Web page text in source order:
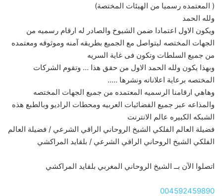
( المعتمده رسميا من الهيئات المختصة)
ولله الحمد
ويكون الاول اعتمادا ضمن الشيوخ والصادر له ارقام رسميه من
الجهات المختصه ليتواصل مع الجميع بطريقه آمنه وموثوقه ومعتمده
من جميع السلطات وتكون فى غاية السريه
وبهذا يكون ولله الحمد الاول من حقق هذا … وتقوم الشركات
المختصه برعاية اعلاناته ونشرها …..
وهاهي ارقامنا الرسميه المعتمده من جميع الجهات المختصه
والمذاعه عبر جميع الفضائيات العربيه ومحطات الراديو وبالطبع هذه
الشبكه الكبيره عالم الانترنت
فضيلة العالم الفلكي الشيخ الروحاني الراقي الشرعي / فضيلة العالم
الفلكي الشيخ الروحاني الراقي الشرعي / بلقايد المراكشي
اتصلوا الآن بــ الشيخ الروحاني المغربي بلقايد المراكشي
004592459890